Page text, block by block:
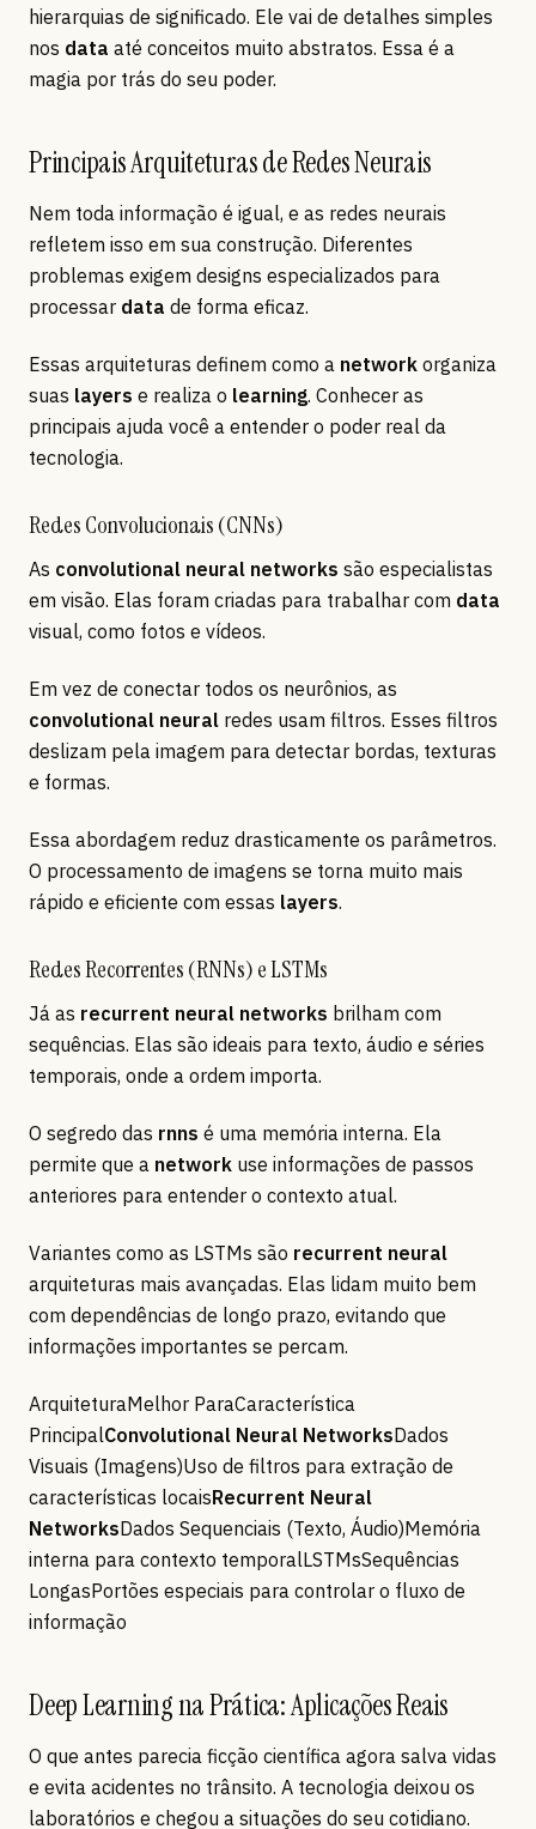
hierarquias de significado. Ele vai de detalhes simples
nos data até conceitos muito abstratos. Essa é a
magia por trás do seu poder.
Principais Arquiteturas de Redes Neurais
Nem toda informação é igual, e as redes neurais
refletem isso em sua construção. Diferentes
problemas exigem designs especializados para
processar data de forma eficaz.
Essas arquiteturas definem como a network organiza
suas layers e realiza o learning. Conhecer as
principais ajuda você a entender o poder real da
tecnologia.
Redes Convolucionais (CNNs)
As convolutional neural networks são especialistas
em visão. Elas foram criadas para trabalhar com data
visual, como fotos e vídeos.
Em vez de conectar todos os neurônios, as
convolutional neural redes usam filtros. Esses filtros
deslizam pela imagem para detectar bordas, texturas
e formas.
Essa abordagem reduz drasticamente os parâmetros.
O processamento de imagens se torna muito mais
rápido e eficiente com essas layers.
Redes Recorrentes (RNNs) e LSTMs
Já as recurrent neural networks brilham com
sequências. Elas são ideais para texto, áudio e séries
temporais, onde a ordem importa.
O segredo das rnns é uma memória interna. Ela
permite que a network use informações de passos
anteriores para entender o contexto atual.
Variantes como as LSTMs são recurrent neural
arquiteturas mais avançadas. Elas lidam muito bem
com dependências de longo prazo, evitando que
informações importantes se percam.
ArquiteturaMelhor ParaCaracterística
PrincipalConvolutional Neural NetworksDados
Visuais (Imagens)Uso de filtros para extração de
características locaisRecurrent Neural
NetworksDados Sequenciais (Texto, Áudio)Memória
interna para contexto temporalLSTMsSequências
LongasPortões especiais para controlar o fluxo de
informação
Deep Learning na Prática: Aplicações Reais
O que antes parecia ficção científica agora salva vidas
e evita acidentes no trânsito. A tecnologia deixou os
laboratórios e chegou a situações do seu cotidiano.